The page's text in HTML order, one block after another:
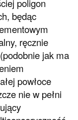
poligon
będąc
ręcznie
jak ma
powłoce
nie w pełni